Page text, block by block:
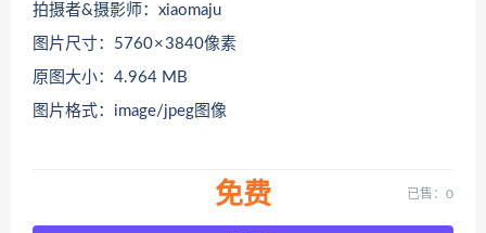
拍摄者&摄影师：xiaomaju
图片尺寸：5760 × 3840像素
原图大小：4.964 MB
图片格式：image/jpeg图像
免费 已售：0